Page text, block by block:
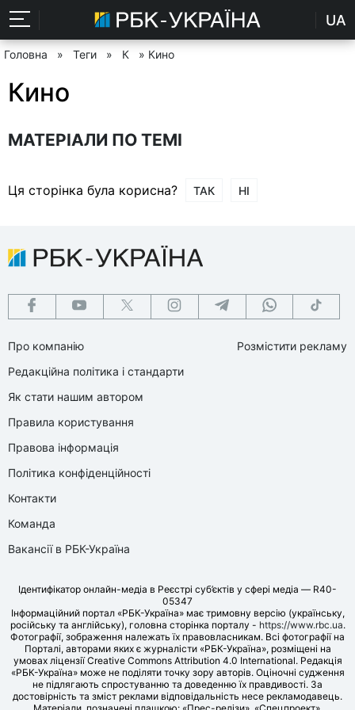
UA
Головна » Теги » К » Кино
Кино
МАТЕРІАЛИ ПО ТЕМІ
Ця сторінка була корисна? ТАК НІ
Про компанію
Редакційна політика і стандарти
Як стати нашим автором
Правила користування
Правова інформація
Політика конфіденційності
Контакти
Команда
Вакансії в РБК-Україна
Розмістити рекламу
Ідентифікатор онлайн-медіа в Реєстрі суб’єктів у сфері медіа — R40-
05347
Інформаційний портал «РБК-Україна» має тримовну версію (українську,
російську та англійську), головна сторінка порталу - https://www.rbc.ua.
Фотографії, зображення належать їх правовласникам. Всі фотографії на
Порталі, авторами яких є журналісти «РБК-Україна», розміщені на
умовах ліцензії Creative Commons Attribution 4.0 International. Редакція
«РБК-Україна» може не поділяти точку зору авторів. Оціночні судження
не підлягають спростуванню та доведенню їх правдивості. За
достовірність та зміст реклами відповідальність несе рекламодавець.